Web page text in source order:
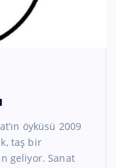
öyküsü 2009
taş bir
geliyor. Sanat